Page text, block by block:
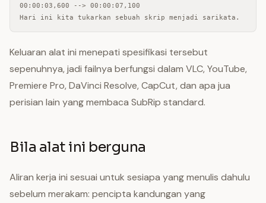
00:00:03,600 --> 00:00:07,100
Hari ini kita tukarkan sebuah skrip menjadi sarikata.
Keluaran alat ini menepati spesifikasi tersebut
sepenuhnya, jadi failnya berfungsi dalam VLC, YouTube,
Premiere Pro, DaVinci Resolve, CapCut, dan apa jua
perisian lain yang membaca SubRip standard.
Bila alat ini berguna
Aliran kerja ini sesuai untuk sesiapa yang menulis dahulu
sebelum merakam: pencipta kandungan yang